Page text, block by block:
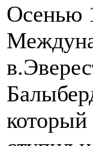
Осенью
который